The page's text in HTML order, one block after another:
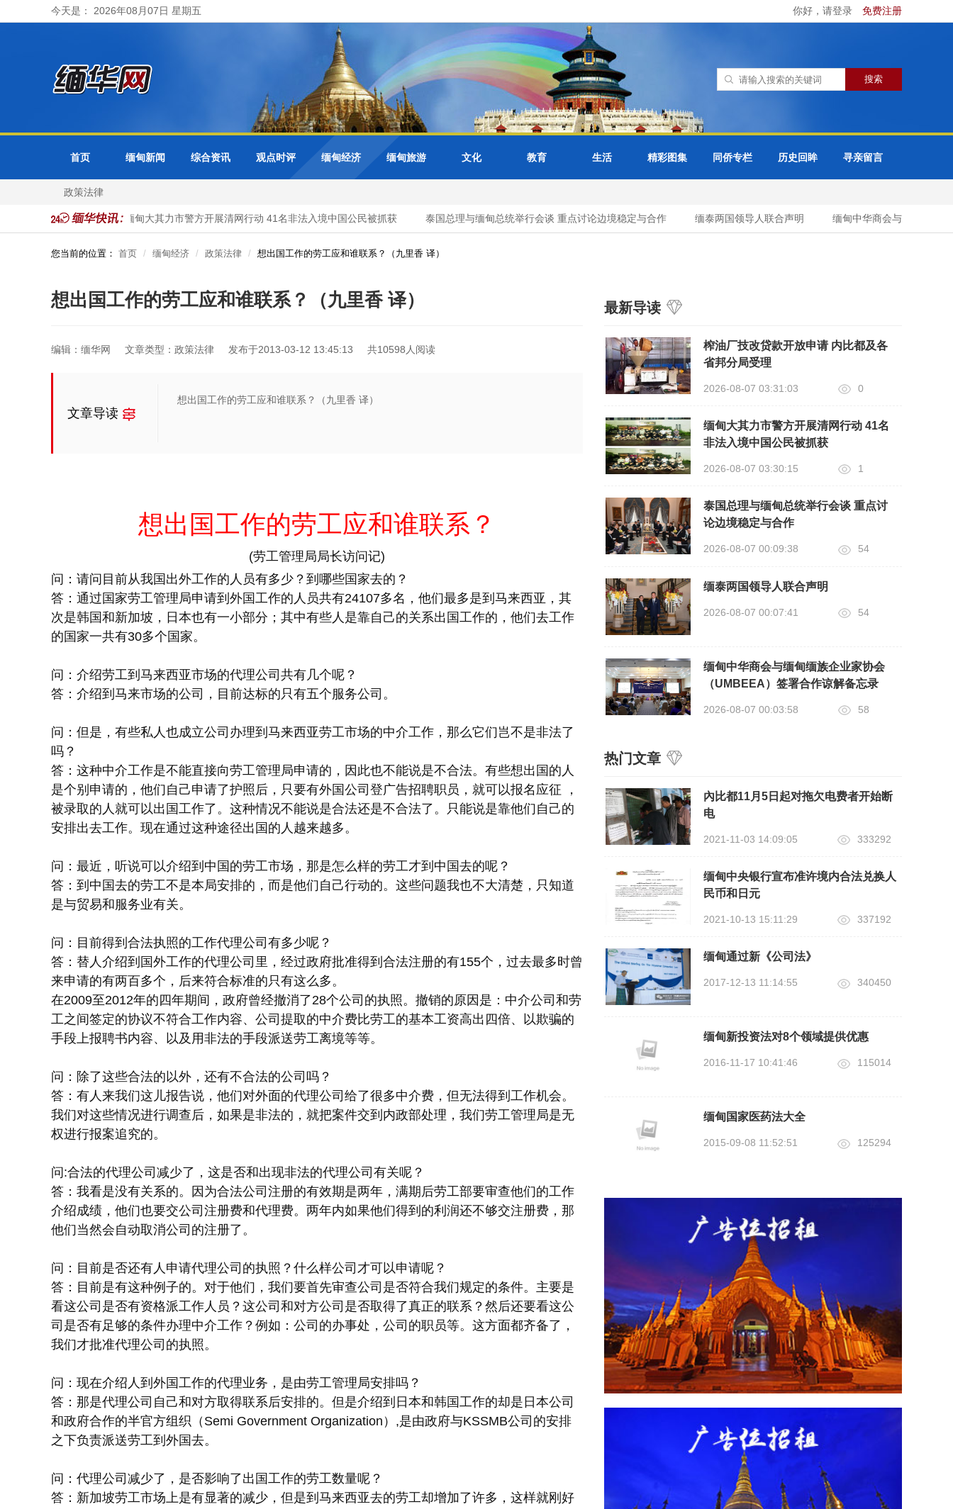
今天是： 2026年08月07日 星期五 你好，请登录 免费注册
首页 缅甸新闻 综合资讯 观点时评 缅甸经济 缅甸旅游 文化 教育 生活 精彩图集 同侨专栏 历史回眸 寻亲留言
政策法律
各省邦分局受理 缅甸大其力市警方开展清网行动 41名非法入境中国公民被抓获 泰国总理与缅甸总统举行会谈 重点讨论边境稳定与合作 缅泰两国领导人联合声明 缅甸中华商会与缅甸缅族企
您当前的位置： 首页 缅甸经济 政策法律 想出国工作的劳工应和谁联系？（九里香 译）
想出国工作的劳工应和谁联系？（九里香 译）
编辑：缅华网 文章类型：政策法律 发布于2013-03-12 13:45:13 共10598人阅读
文章导读
想出国工作的劳工应和谁联系？（九里香 译）
想出国工作的劳工应和谁联系？
(劳工管理局局长访问记)
问：请问目前从我国出外工作的人员有多少？到哪些国家去的？
答：通过国家劳工管理局申请到外国工作的人员共有24107多名，他们最多是到马来西亚，其
次是韩国和新加坡，日本也有一小部分；其中有些人是靠自己的关系出国工作的，他们去工作
的国家一共有30多个国家。
问：介绍劳工到马来西亚市场的代理公司共有几个呢？
答：介绍到马来市场的公司，目前达标的只有五个服务公司。
问：但是，有些私人也成立公司办理到马来西亚劳工市场的中介工作，那么它们岂不是非法了
吗？
答：这种中介工作是不能直接向劳工管理局申请的，因此也不能说是不合法。有些想出国的人
是个别申请的，他们自己申请了护照后，只要有外国公司登广告招聘职员，就可以报名应征 ，
被录取的人就可以出国工作了。这种情况不能说是合法还是不合法了。只能说是靠他们自己的
安排出去工作。现在通过这种途径出国的人越来越多。
问：最近，听说可以介绍到中国的劳工市场，那是怎么样的劳工才到中国去的呢？
答：到中国去的劳工不是本局安排的，而是他们自己行动的。这些问题我也不大清楚，只知道
是与贸易和服务业有关。
问：目前得到合法执照的工作代理公司有多少呢？
答：替人介绍到国外工作的代理公司里，经过政府批准得到合法注册的有155个，过去最多时曾
来申请的有两百多个，后来符合标准的只有这么多。
在2009至2012年的四年期间，政府曾经撤消了28个公司的执照。撤销的原因是：中介公司和劳
工之间签定的协议不符合工作内容、公司提取的中介费比劳工的基本工资高出四倍、以欺骗的
手段上报聘书内容、以及用非法的手段派送劳工离境等等。
问：除了这些合法的以外，还有不合法的公司吗？
答：有人来我们这儿报告说，他们对外面的代理公司给了很多中介费，但无法得到工作机会。
我们对这些情况进行调查后，如果是非法的，就把案件交到内政部处理，我们劳工管理局是无
权进行报案追究的。
问:合法的代理公司减少了，这是否和出现非法的代理公司有关呢？
答：我看是没有关系的。因为合法公司注册的有效期是两年，满期后劳工部要审查他们的工作
介绍成绩，他们也要交公司注册费和代理费。两年内如果他们得到的利润还不够交注册费，那
他们当然会自动取消公司的注册了。
问：目前是否还有人申请代理公司的执照？什么样公司才可以申请呢？
答：目前是有这种例子的。对于他们，我们要首先审查公司是否符合我们规定的条件。主要是
看这公司是否有资格派工作人员？这公司和对方公司是否取得了真正的联系？然后还要看这公
司是否有足够的条件办理中介工作？例如：公司的办事处，公司的职员等。这方面都齐备了，
我们才批准代理公司的执照。
问：现在介绍人到外国工作的代理业务，是由劳工管理局安排吗？
答：那是代理公司自己和对方取得联系后安排的。但是介绍到日本和韩国工作的却是日本公司
和政府合作的半官方组织（Semi Government Organization）,是由政府与KSSMB公司的安排
之下负责派送劳工到外国去。
问：代理公司减少了，是否影响了出国工作的劳工数量呢？
答：新加坡劳工市场上是有显著的减少，但是到马来西亚去的劳工却增加了许多，这样就刚好
最新导读
榨油厂技改贷款开放申请 内比都及各
省邦分局受理
2026-08-07 03:31:03 0
缅甸大其力市警方开展清网行动 41名
非法入境中国公民被抓获
2026-08-07 03:30:15 1
泰国总理与缅甸总统举行会谈 重点讨
论边境稳定与合作
2026-08-07 00:09:38 54
缅泰两国领导人联合声明
2026-08-07 00:07:41 54
缅甸中华商会与缅甸缅族企业家协会
（UMBEEA）签署合作谅解备忘录
2026-08-07 00:03:58 58
热门文章
內比都11月5日起对拖欠电费者开始断
电
2021-11-03 14:09:05 333292
缅甸中央银行宣布准许境内合法兑换人
民币和日元
2021-10-13 15:11:29 337192
缅甸通过新《公司法》
2017-12-13 11:14:55 340450
缅甸新投资法对8个领域提供优惠
2016-11-17 10:41:46 115014
缅甸国家医药法大全
2015-09-08 11:52:51 125294